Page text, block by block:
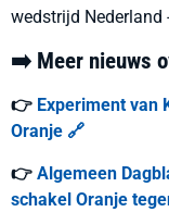
wedstrijd Nederland
➡️ Meer nieuws
👉 Experiment van
Oranje 🔗
👉 Algemeen
schakel Oranje